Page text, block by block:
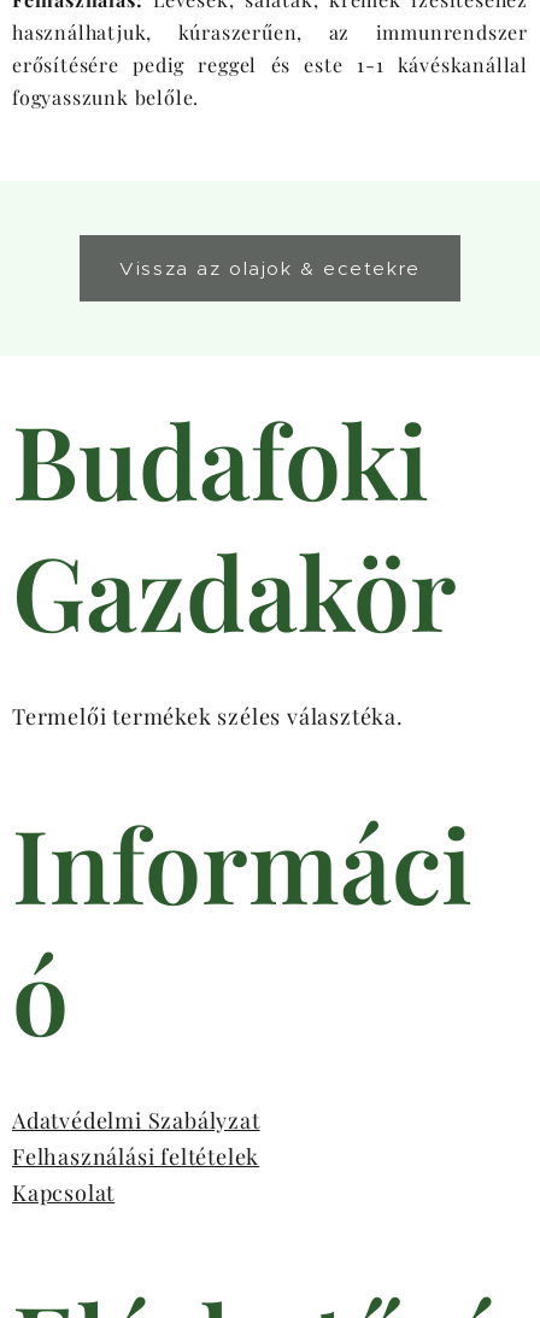
használhatjuk, kúraszerűen, az immunrendszer
erősítésére pedig reggel és este 1-1 kávéskanállal
fogyasszunk belőle.
Vissza az olajok & ecetekre
Budafoki
Gazdakör
Termelői termékek széles választéka.
Informáci
ó
Adatvédelmi Szabályzat
Felhasználási feltételek
Kapcsolat